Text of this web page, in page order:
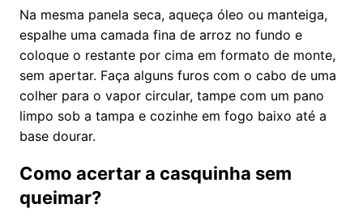
Na mesma panela seca, aqueça óleo ou manteiga,
espalhe uma camada fina de arroz no fundo e
coloque o restante por cima em formato de monte,
sem apertar. Faça alguns furos com o cabo de uma
colher para o vapor circular, tampe com um pano
limpo sob a tampa e cozinhe em fogo baixo até a
base dourar.
Como acertar a casquinha sem
queimar?